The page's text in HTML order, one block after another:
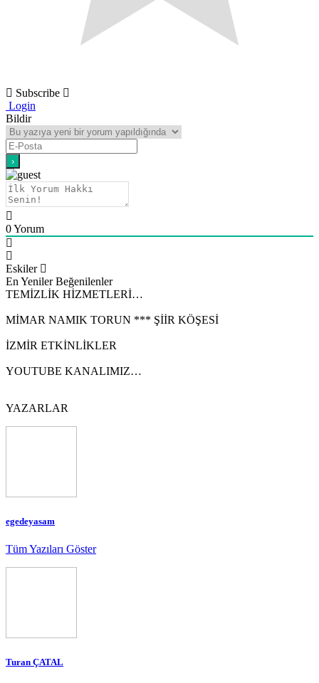
Subscribe
Login
Bildir
0Yorum
Eskiler
En Yeniler Beğenilenler
TEMİZLİK HİZMETLERİ…
MİMAR NAMIK TORUN *** ŞİİR KÖŞESİ
İZMİR ETKİNLİKLER
YOUTUBE KANALIMIZ…
YAZARLAR
egedeyasam
Tüm Yazıları Göster
Turan ÇATAL